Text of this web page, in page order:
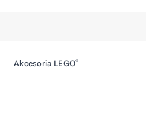
Akcesoria LEGO®